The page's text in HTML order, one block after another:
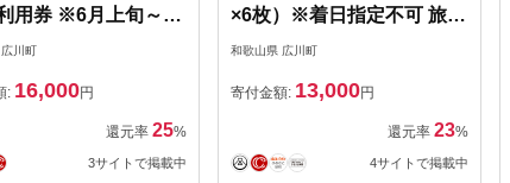
用券 ※6月上旬～7
開催！ 食べ放題 時
楽しみください♪ /
ッシュ ラビットアイ
リー カップル 女性
すめ♪【asa911-
川町
: 16,000円
還元率25%
3サイトで掲載中
×6枚）※着日指定不可 旅行
南紀 温泉 食事券 宿泊券
和歌山県 広川町
寄付金額: 13,000円
還元率 23%
4サイトで掲載中